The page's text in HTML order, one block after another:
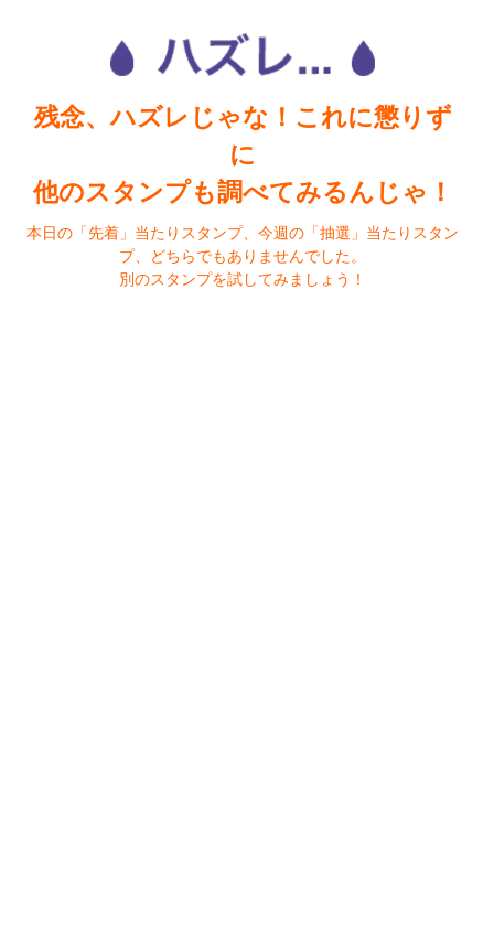
残念、ハズレじゃな！これに懲りず
に
他のスタンプも調べてみるんじゃ！
本日の「先着」当たりスタンプ、今週の「抽選」当たりスタン
プ、どちらでもありませんでした。
別のスタンプを試してみましょう！